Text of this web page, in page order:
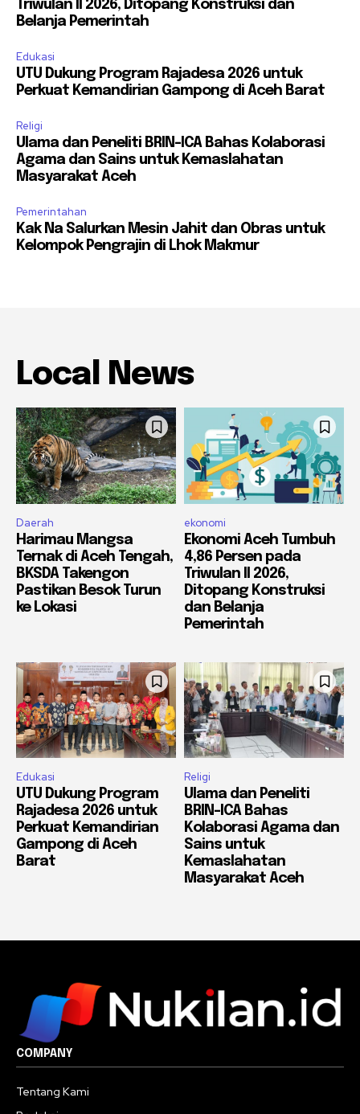
Triwulan II 2026, Ditopang Konstruksi dan
Belanja Pemerintah
Edukasi
UTU Dukung Program Rajadesa 2026 untuk
Perkuat Kemandirian Gampong di Aceh Barat
Religi
Ulama dan Peneliti BRIN-ICA Bahas Kolaborasi
Agama dan Sains untuk Kemaslahatan
Masyarakat Aceh
Pemerintahan
Kak Na Salurkan Mesin Jahit dan Obras untuk
Kelompok Pengrajin di Lhok Makmur
Local News
Daerah
Harimau Mangsa
Ternak di Aceh Tengah,
BKSDA Takengon
Pastikan Besok Turun
ke Lokasi
ekonomi
Ekonomi Aceh Tumbuh
4,86 Persen pada
Triwulan II 2026,
Ditopang Konstruksi
dan Belanja
Pemerintah
Edukasi
UTU Dukung Program
Rajadesa 2026 untuk
Perkuat Kemandirian
Gampong di Aceh
Barat
Religi
Ulama dan Peneliti
BRIN-ICA Bahas
Kolaborasi Agama dan
Sains untuk
Kemaslahatan
Masyarakat Aceh
COMPANY
Tentang Kami